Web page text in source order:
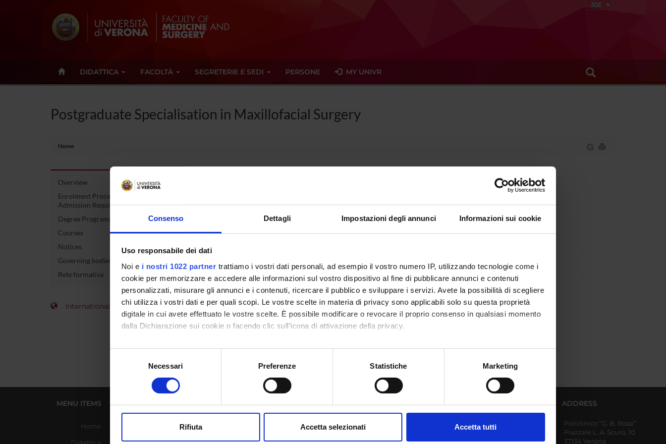
Consenso Dettagli Impostazioni degli annunci Informazioni sui cookie
Uso responsabile dei dati
Noi e i nostri 1022 partner trattiamo i vostri dati personali, ad esempio il vostro numero IP, utilizzando tecnologie come i
cookie per memorizzare e accedere alle informazioni sul vostro dispositivo al fine di pubblicare annunci e contenuti
personalizzati, misurare gli annunci e i contenuti, ricercare il pubblico e sviluppare i servizi. Avete la possibilità di scegliere
chi utilizza i vostri dati e per quali scopi. Le vostre scelte in materia di privacy sono applicabili solo su questa proprietà
digitale in cui avete effettuato le vostre scelte. È possibile modificare o revocare il proprio consenso in qualsiasi momento
dalla Dichiarazione sui cookie o facendo clic sull'icona di attivazione della privacy.
Con il tuo consenso, vorremmo anche:
raccogliere informazioni sulla tua posizione geografica, con un'approssimazione di qualche metro,
digitali).
modificare o ritirare il tuo consenso in qualsiasi momento dalla Dichiarazione sui cookie.
Necessari Preferenze Statistiche Marketing
Rifiuta Accetta selezionati Accetta tutti
DIDATTICA FACOLTÀ SEGRETERIE E SEDI PERSONE MY UNIVR
Postgraduate Specialisation in Maxillofacial Surgery
Home
Overview
Enrolment Procedures and
Admission Requirements
Degree Programme
Courses
Notices
Governing bodies
Rete formativa
International Students
Postgraduate Specialisation in Maxillofacial Surgery
anestesiology
Academic sector MED/41 - ANESTESIOLOGIA
MENU ITEMS
Home
USEFUL LINKS
Azienda Ospedaliera
AFFERENT DEPARTMENTS
Diagnostics and Public
ADDRESS
Policlinico “G. B. Rossi”
Piazzale L. A. Scuro, 10
37134 Verona